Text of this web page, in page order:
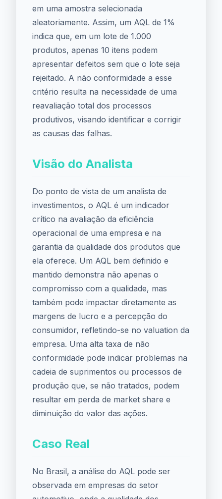
em uma amostra selecionada
aleatoriamente. Assim, um AQL de 1%
indica que, em um lote de 1.000
produtos, apenas 10 itens podem
apresentar defeitos sem que o lote seja
rejeitado. A não conformidade a esse
critério resulta na necessidade de uma
reavaliação total dos processos
produtivos, visando identificar e corrigir
as causas das falhas.
Visão do Analista
Do ponto de vista de um analista de
investimentos, o AQL é um indicador
crítico na avaliação da eficiência
operacional de uma empresa e na
garantia da qualidade dos produtos que
ela oferece. Um AQL bem definido e
mantido demonstra não apenas o
compromisso com a qualidade, mas
também pode impactar diretamente as
margens de lucro e a percepção do
consumidor, refletindo-se no valuation da
empresa. Uma alta taxa de não
conformidade pode indicar problemas na
cadeia de suprimentos ou processos de
produção que, se não tratados, podem
resultar em perda de market share e
diminuição do valor das ações.
Caso Real
No Brasil, a análise do AQL pode ser
observada em empresas do setor